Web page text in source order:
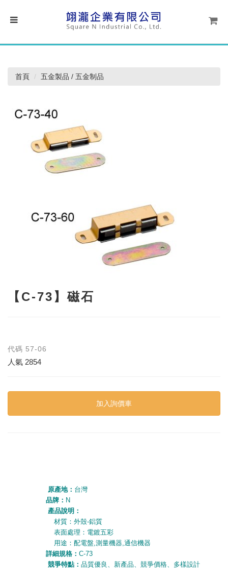
首頁 五金製品 / 五金制品
【C-73】磁石
代碼 57-06
人氣 2854
加入詢價車
原產地： 台灣
品牌： N
產品說明：
材質：外殼-鋁質
表面處理：電鍍五彩
用途：配電盤,測量機器,通信機器
詳細規格： C-73
競爭特點： 品質優良、 新產品、 競爭價格、 多樣設計